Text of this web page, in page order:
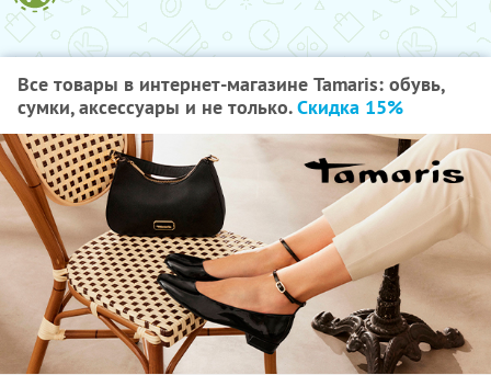
Все товары в интернет-магазине Tamaris: обувь,
сумки, аксессуары и не только.Скидка 15%